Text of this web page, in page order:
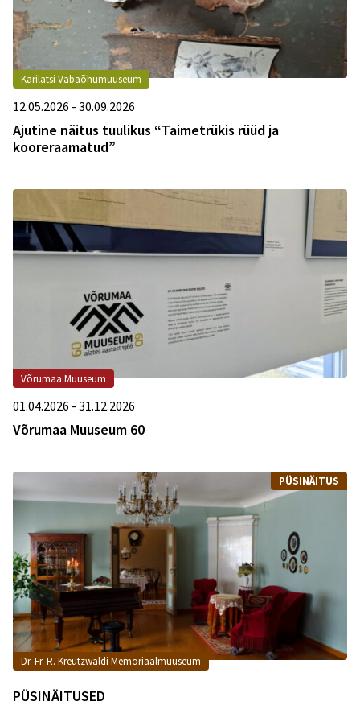
Karilatsi Vabaõhumuuseum
12.05.2026 - 30.09.2026
Ajutine näitus tuulikus “Taimetrükis rüüd ja
kooreraamatud”
Võrumaa Muuseum
01.04.2026 - 31.12.2026
Võrumaa Muuseum 60
PÜSINÄITUS
Dr. Fr. R. Kreutzwaldi Memoriaalmuuseum
PÜSINÄITUSED